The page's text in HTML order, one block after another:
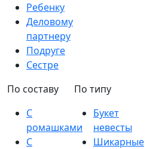
Ребенку
Деловому
партнеру
Подруге
Сестре
По составу
С
ромашками
С
По типу
Букет
невесты
Шикарные